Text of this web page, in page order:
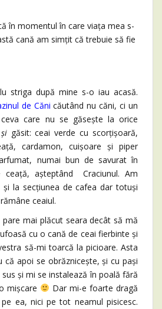
momentul în care viața mea s-
cană am simțit că trebuie să fie
după mine s-o iau acasă.
de Căni căutând nu căni, ci un
care nu se găsește la orice
șigăsit: ceai verde cu scorțișoară,
cardamon, cuișoare și piper
numai bun de savurat în
ceață, așteptând Craciunul. Am
la secțiunea de cafea dar totuși
ceaiul.
mai plăcut seara decât să mă
cu o cană de ceai fierbinte și
să-mi toarcă la picioare. Asta
că apoi se obrăznicește, și cu pași
și mi se instalează în poală fără
mișcare
Dar mi-e foarte dragă
ea, nici pe tot neamul pisicesc.